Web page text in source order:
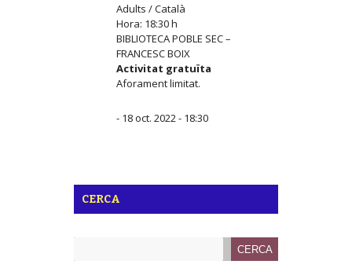
Adults / Català
Hora: 18:30 h
BIBLIOTECA POBLE SEC –
FRANCESC BOIX
Activitat gratuïta
Aforament limitat.
- 18 oct. 2022 - 18:30
CERCA